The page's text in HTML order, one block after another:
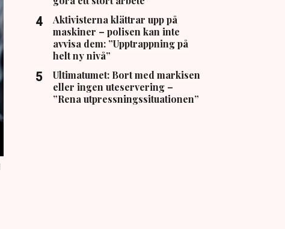
Aktivisterna klättrar upp på
maskiner – polisen kan inte
avvisa dem: ”Upptrappning på
helt ny nivå”
Ultimatumet: Bort med markisen
eller ingen uteservering –
”Rena utpressningssituationen”